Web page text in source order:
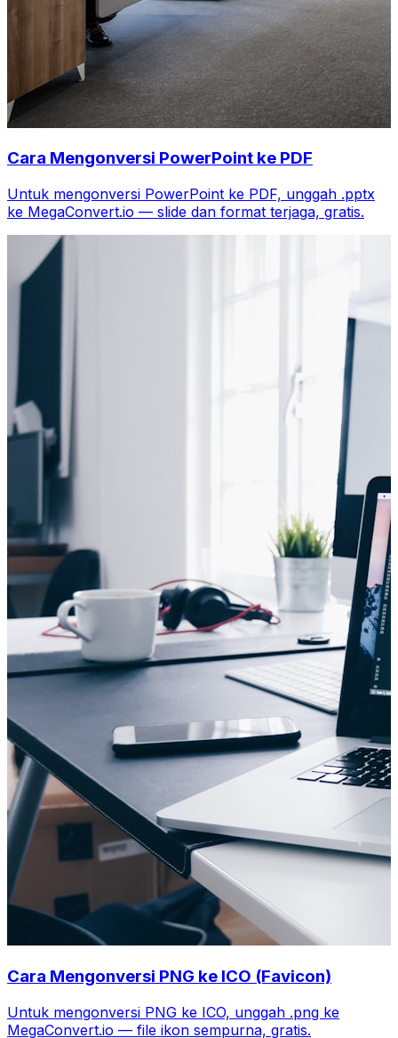
Cara Mengonversi PowerPoint ke PDF
Untuk mengonversi PowerPoint ke PDF, unggah .pptx
ke MegaConvert.io — slide dan format terjaga, gratis.
Cara Mengonversi PNG ke ICO (Favicon)
Untuk mengonversi PNG ke ICO, unggah .png ke
MegaConvert.io — file ikon sempurna, gratis.